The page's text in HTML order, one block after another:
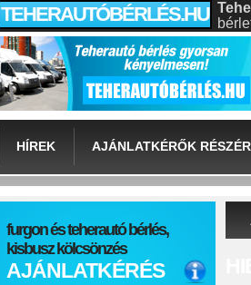
TEHERAUTÓBÉRLÉS.HU
HÍREK AJÁNLATKÉRŐK
furgon és teherautó bérlés,
kisbusz kölcsönzés
AJÁNLATKÉRÉS